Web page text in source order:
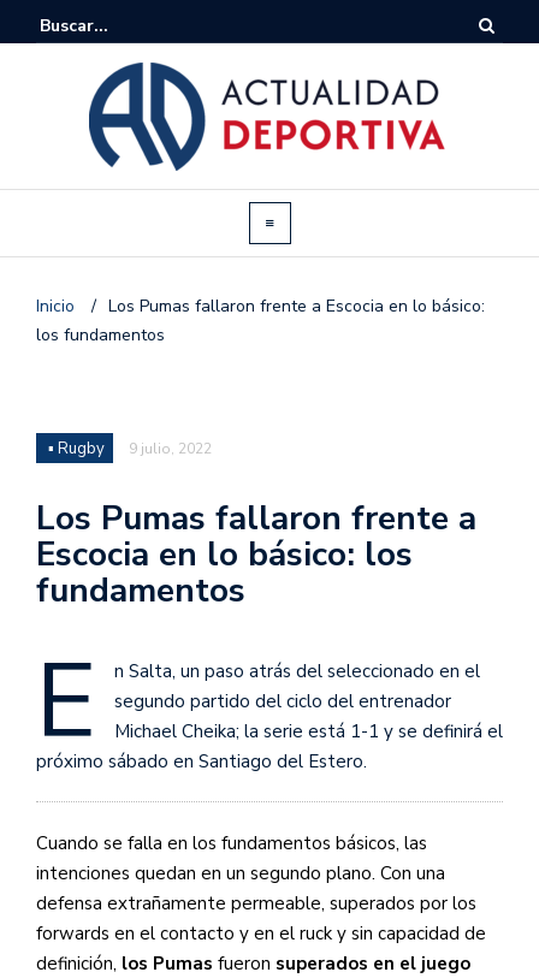
Inicio / Los Pumas fallaron frente a Escocia en lo básico:
los fundamentos
▪ Rugby 9 julio, 2022
Los Pumas fallaron frente a
Escocia en lo básico: los
fundamentos
E
n Salta, un paso atrás del seleccionado en el
segundo partido del ciclo del entrenador
Michael Cheika; la serie está 1-1 y se definirá el
próximo sábado en Santiago del Estero.
Cuando se falla en los fundamentos básicos, las
intenciones quedan en un segundo plano. Con una
defensa extrañamente permeable, superados por los
forwards en el contacto y en el ruck y sin capacidad de
definición, los Pumas fueron superados en el juego